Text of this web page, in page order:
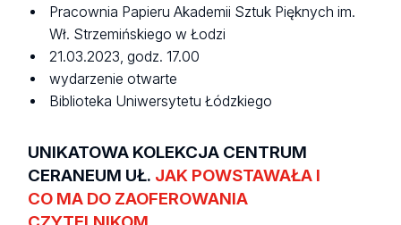
Pracownia Papieru Akademii Sztuk Pięknych im.
Wł. Strzemińskiego w Łodzi
21.03.2023, godz. 17.00
wydarzenie otwarte
Biblioteka Uniwersytetu Łódzkiego
UNIKATOWA KOLEKCJA CENTRUM
CERANEUM UŁ. JAK POWSTAWAŁA I
CO MA DO ZAOFEROWANIA